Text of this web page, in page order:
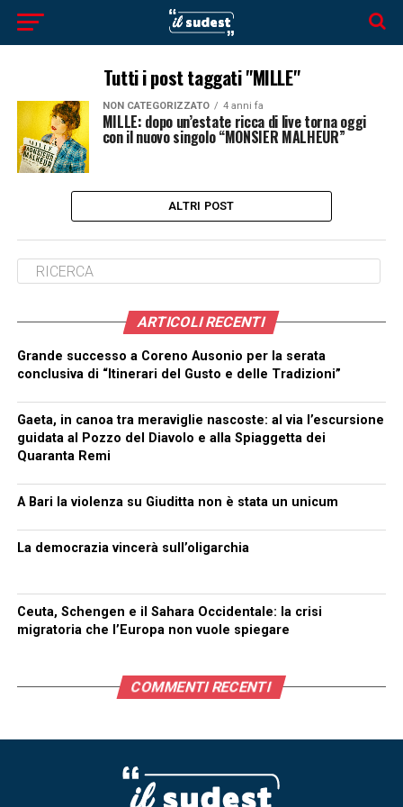
Tutti i post taggati "MILLE"
NON CATEGORIZZATO 4 anni fa
MILLE: dopo un’estate ricca di live torna oggi
con il nuovo singolo “MONSIER MALHEUR”
ALTRI POST
ARTICOLI RECENTI
Grande successo a Coreno Ausonio per la serata
conclusiva di “Itinerari del Gusto e delle Tradizioni”
Gaeta, in canoa tra meraviglie nascoste: al via l’escursione
guidata al Pozzo del Diavolo e alla Spiaggetta dei
Quaranta Remi
A Bari la violenza su Giuditta non è stata un unicum
La democrazia vincerà sull’oligarchia
Ceuta, Schengen e il Sahara Occidentale: la crisi
migratoria che l’Europa non vuole spiegare
COMMENTI RECENTI